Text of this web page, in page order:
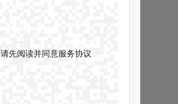
请先阅读并同意服务协议